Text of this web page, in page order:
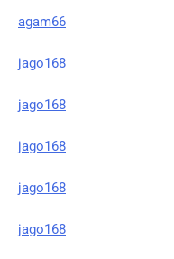
agam66
jago168
jago168
jago168
jago168
jago168